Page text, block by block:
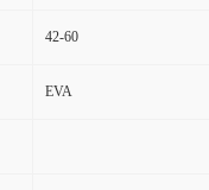
42-60
EVA